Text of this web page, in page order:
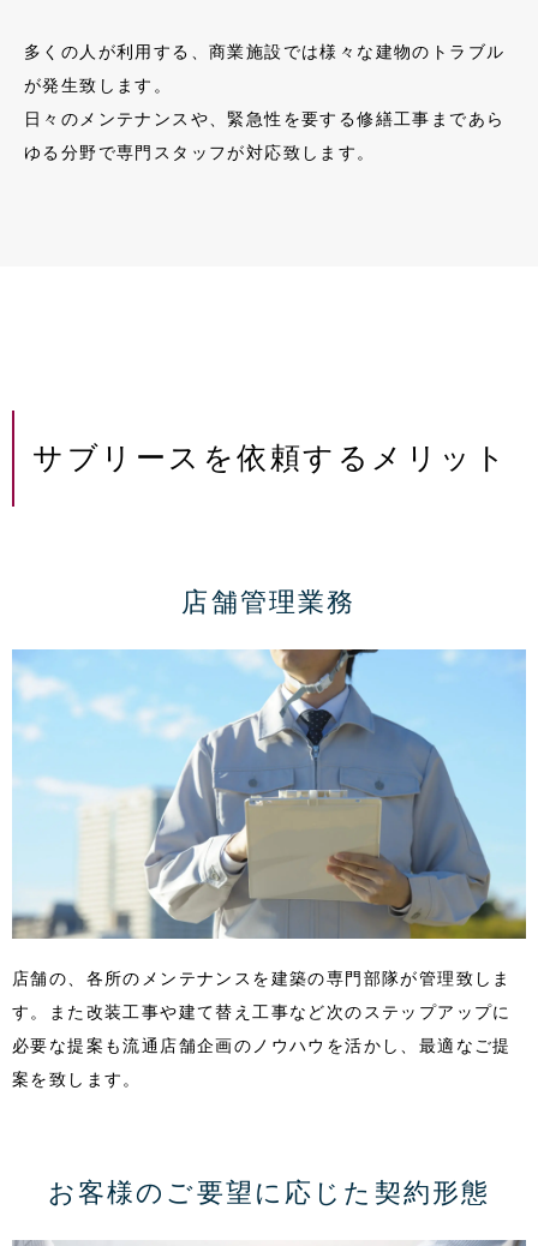
多くの人が利用する、商業施設では様々な建物のトラブル
が発生致します。
日々のメンテナンスや、緊急性を要する修繕工事まであら
ゆる分野で専門スタッフが対応致します。
サブリースを依頼するメリット
店舗管理業務
店舗の、各所のメンテナンスを建築の専門部隊が管理致しま
す。また改装工事や建て替え工事など次のステップアップに
必要な提案も流通店舗企画のノウハウを活かし、最適なご提
案を致します。
お客様のご要望に応じた契約形態